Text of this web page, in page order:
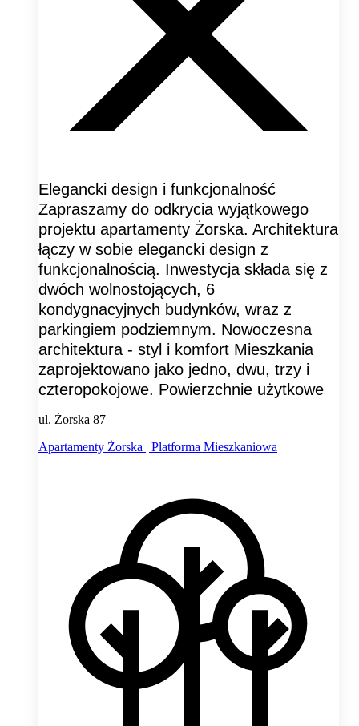
Elegancki design i funkcjonalność
Zapraszamy do odkrycia wyjątkowego
projektu apartamenty Żorska. Architektura
łączy w sobie elegancki design z
funkcjonalnością. Inwestycja składa się z
dwóch wolnostojących, 6
kondygnacyjnych budynków, wraz z
parkingiem podziemnym. Nowoczesna
architektura - styl i komfort Mieszkania
zaprojektowano jako jedno, dwu, trzy i
czteropokojowe. Powierzchnie użytkowe
ul. Żorska 87
Apartamenty Żorska | Platforma Mieszkaniowa